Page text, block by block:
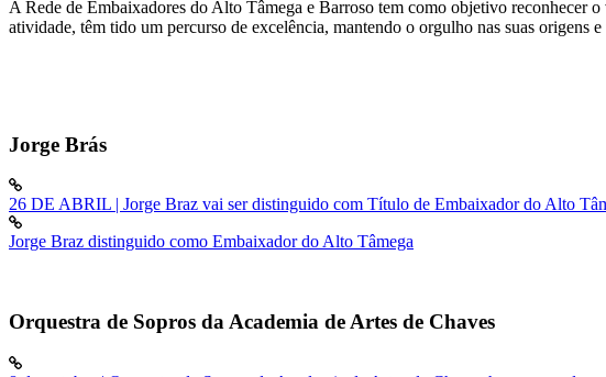
A Rede de Embaixadores do Alto Tâmega e Barroso tem como objetivo reconhecer
atividade, têm tido um percurso de excelência, mantendo o orgulho nas suas origens
Jorge Brás
26 DE ABRIL | Jorge Braz vai ser distinguido com Título de Embaixador do Alto
Jorge Braz distinguido como Embaixador do Alto Tâmega
Orquestra de Sopros da Academia de Artes de Chaves